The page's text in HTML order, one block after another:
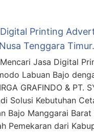
Printing
Tenggara Timur.
Jasa Digital
Labuan Bajo
GRAFINDO & PT.
Solusi Kebutuhan
Bajo Manggarai
Pemekaran dari